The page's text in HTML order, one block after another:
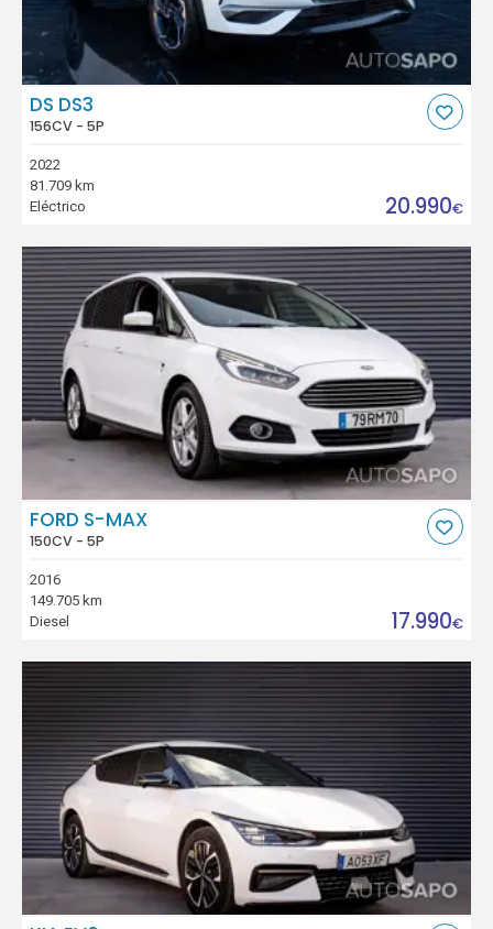
DS DS3
156CV - 5P
2022
81.709 km
Eléctrico
20.990€
FORD S-MAX
150CV - 5P
2016
149.705 km
Diesel
17.990€